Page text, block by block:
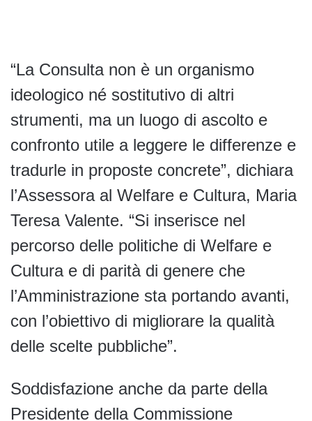
“La Consulta non è un organismo
ideologico né sostitutivo di altri
strumenti, ma un luogo di ascolto e
confronto utile a leggere le differenze e
tradurle in proposte concrete”, dichiara
l’Assessora al Welfare e Cultura, Maria
Teresa Valente. “Si inserisce nel
percorso delle politiche di Welfare e
Cultura e di parità di genere che
l’Amministrazione sta portando avanti,
con l’obiettivo di migliorare la qualità
delle scelte pubbliche”.
Soddisfazione anche da parte della
Presidente della Commissione